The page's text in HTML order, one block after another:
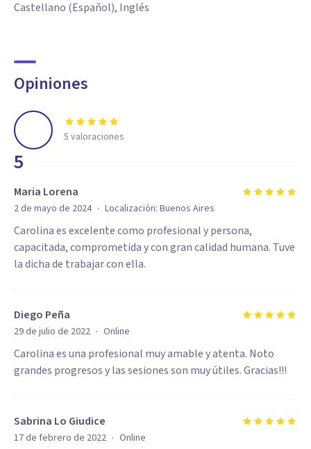
Castellano (Español), Inglés
Opiniones
5
5 valoraciones
Maria Lorena
2 de mayo de 2024 · Localización: Buenos Aires
Carolina es excelente como profesional y persona,
capacitada, comprometida y con gran calidad humana. Tuve
la dicha de trabajar con ella.
Diego Peña
29 de julio de 2022 · Online
Carolina es una profesional muy amable y atenta. Noto
grandes progresos y las sesiones son muy útiles. Gracias!!!
Sabrina Lo Giudice
17 de febrero de 2022 · Online